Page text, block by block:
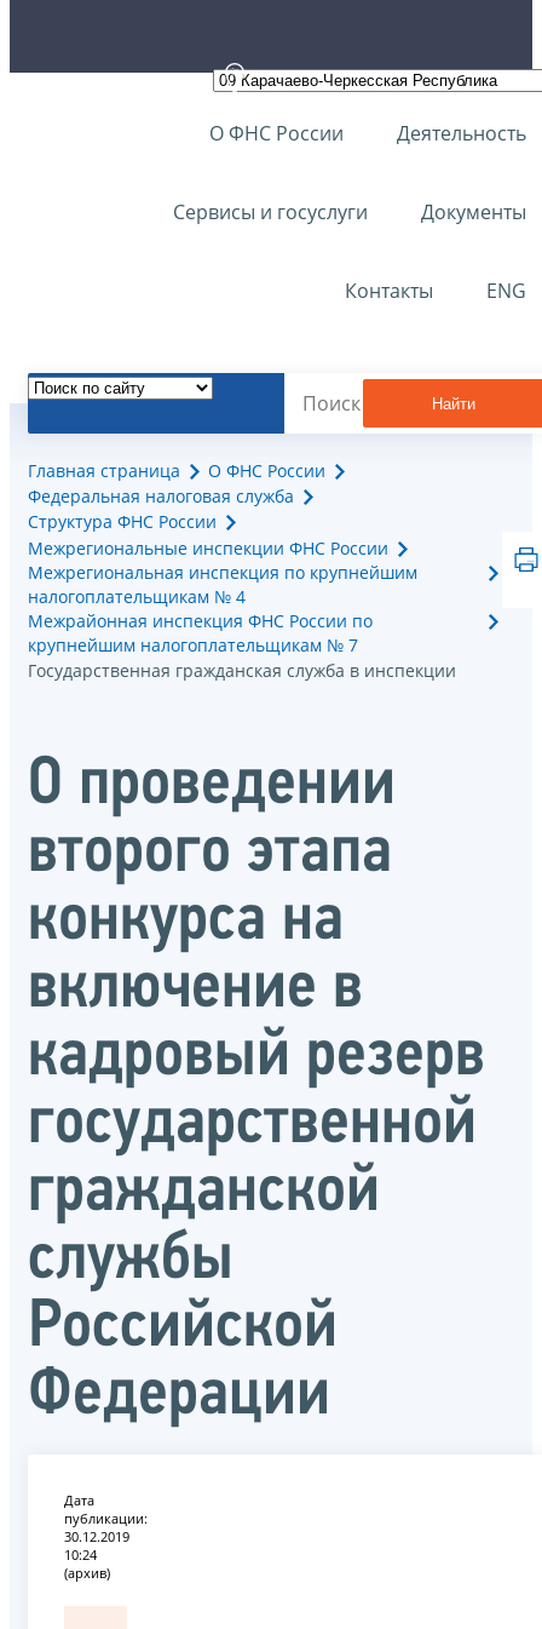
О ФНС России Деятельность
Сервисы и госуслуги Документы
Контакты ENG
Найти
Главная страница
О ФНС России
Федеральная налоговая служба
Структура ФНС России
Межрегиональные инспекции ФНС России
Межрегиональная инспекция по крупнейшим
налогоплательщикам № 4
Межрайонная инспекция ФНС России по
крупнейшим налогоплательщикам № 7
Государственная гражданская служба в инспекции
О проведении
второго этапа
конкурса на
включение в
кадровый резерв
государственной
гражданской
службы
Российской
Федерации
Дата
публикации:
30.12.2019
10:24
(архив)